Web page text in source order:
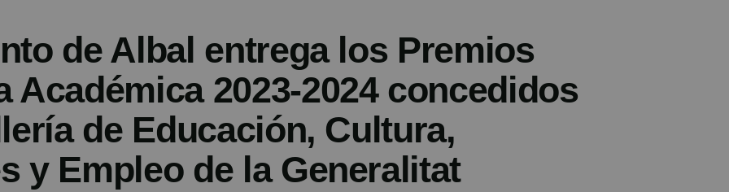
de Albal entrega los Premios
Académica 2023-2024 concedidos
de Educación, Cultura,
y Empleo de la Generalitat